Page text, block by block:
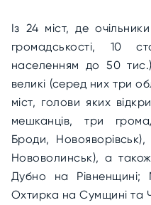
Із 24 міст, де
громадськості, 10
населенням до 50
великі (серед них три
міст, голови яких
мешканців, три
Броди,
Нововолинськ), а
Дубно на
Охтирка на Сумщині та